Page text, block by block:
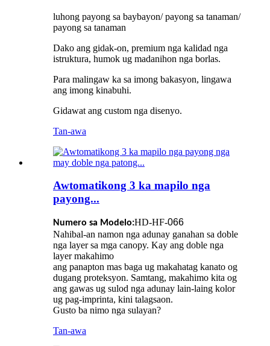
luhong payong sa baybayon/ payong sa tanaman/
payong sa tanaman
Dako ang gidak-on, premium nga kalidad nga
istruktura, humok ug madanihon nga borlas.
Para malingaw ka sa imong bakasyon, lingawa
ang imong kinabuhi.
Gidawat ang custom nga disenyo.
Tan-awa
Awtomatikong 3 ka mapilo nga
payong...
Numero sa Modelo:HD-HF-066
Nahibal-an namon nga adunay ganahan sa doble
nga layer sa mga canopy. Kay ang doble nga
layer makahimo
ang panapton mas baga ug makahatag kanato og
dugang proteksyon. Samtang, makahimo kita og
ang gawas ug sulod nga adunay lain-laing kolor
ug pag-imprinta, kini talagsaon.
Gusto ba nimo nga sulayan?
Tan-awa